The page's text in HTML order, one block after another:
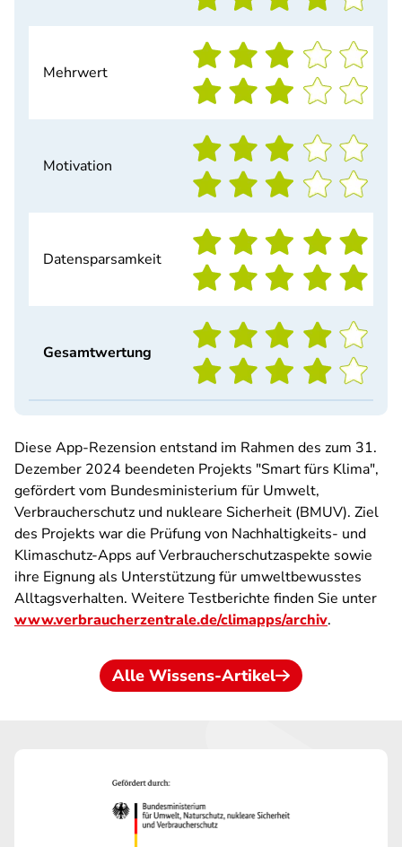
Mehrwert
Motivation
Datensparsamkeit
Gesamtwertung
Diese App-Rezension entstand im Rahmen des zum 31.
Dezember 2024 beendeten Projekts "Smart fürs Klima",
gefördert vom Bundesministerium für Umwelt,
Verbraucherschutz und nukleare Sicherheit (BMUV). Ziel
des Projekts war die Prüfung von Nachhaltigkeits- und
Klimaschutz-Apps auf Verbraucherschutzaspekte sowie
ihre Eignung als Unterstützung für umweltbewusstes
Alltagsverhalten. Weitere Testberichte finden Sie unter
www.verbraucherzentrale.de/climapps/archiv.
Alle Wissens-Artikel